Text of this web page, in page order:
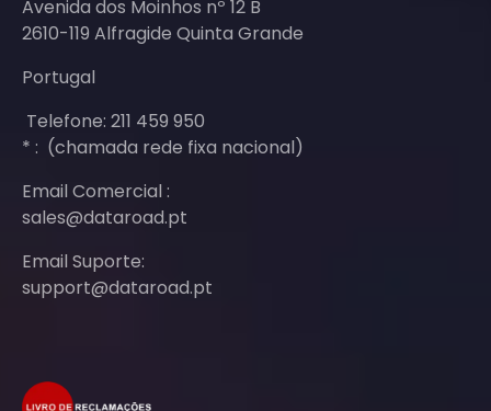
Avenida dos Moinhos nº 12 B
2610-119 Alfragide Quinta Grande
Portugal
Telefone: 211 459 950
* : (chamada rede fixa nacional)
Email Comercial :
sales@dataroad.pt
Email Suporte:
support@dataroad.pt